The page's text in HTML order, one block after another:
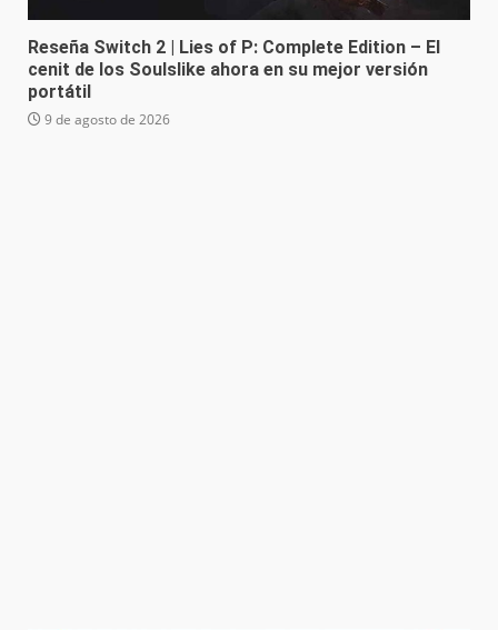
Reseña Switch 2 | Lies of P: Complete Edition – El
cenit de los Soulslike ahora en su mejor versión
portátil
9 de agosto de 2026